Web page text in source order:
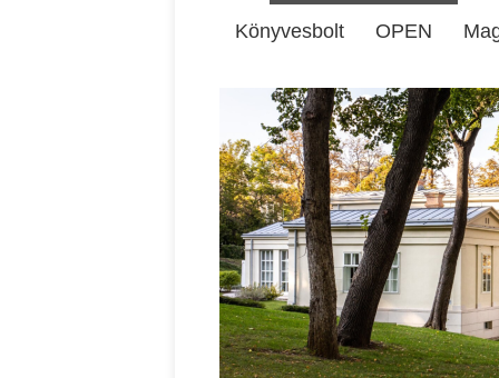
Könyvesbolt
OPEN